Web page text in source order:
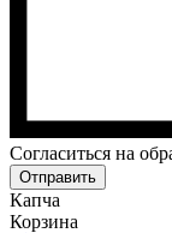
Cогласиться на
Отправить
Капча
Корзина